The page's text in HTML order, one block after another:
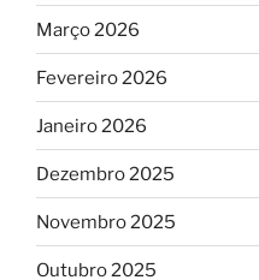
Março 2026
Fevereiro 2026
Janeiro 2026
Dezembro 2025
Novembro 2025
Outubro 2025